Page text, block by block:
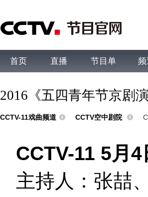
首页 直播 节目单 频
2016《五四青年节京剧
CCTV-11戏曲频道 CCTV空中剧院
CCTV-11 5月
主持人：张喆